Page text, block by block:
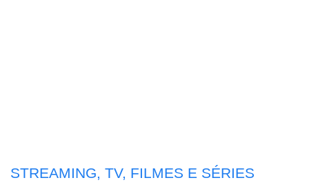
STREAMING, TV, FILMES E SÉRIES